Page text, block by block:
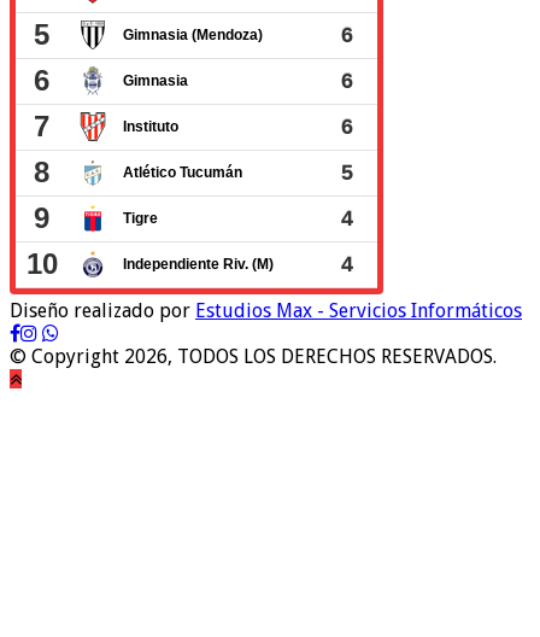
Diseño realizado por Estudios Max - Servicios Informáticos
© Copyright 2026, TODOS LOS DERECHOS RESERVADOS.